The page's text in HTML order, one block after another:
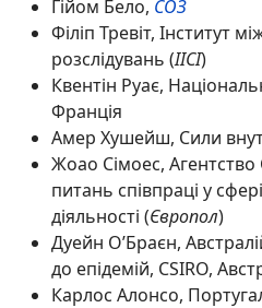
Гійом Бело, СОЗ
Філіп Тревіт, Інститут
розслідувань (IICI)
Квентін Руає,
Франція
Амер Хушейш, Сили
Жоао Сімоес,
питань співпраці у
діяльності (Європол)
Дуейн О’Браєн,
до епідемій, CSIRO,
Карлос Алонсо,